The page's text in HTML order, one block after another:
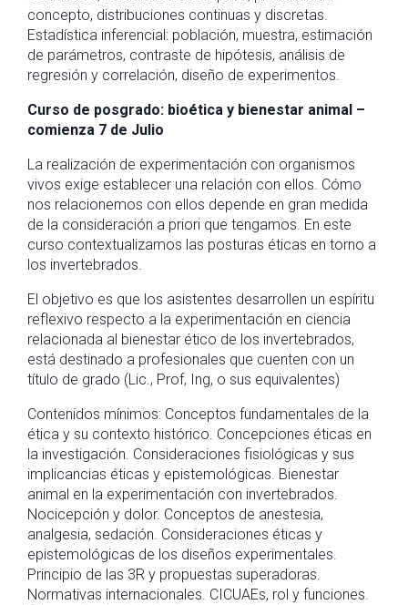
concepto, distribuciones continuas y discretas.
Estadística inferencial: población, muestra, estimación
de parámetros, contraste de hipótesis, análisis de
regresión y correlación, diseño de experimentos.
Curso de posgrado: bioética y bienestar animal –
comienza 7 de Julio
La realización de experimentación con organismos
vivos exige establecer una relación con ellos. Cómo
nos relacionemos con ellos depende en gran medida
de la consideración a priori que tengamos. En este
curso contextualizamos las posturas éticas en torno a
los invertebrados.
El objetivo es que los asistentes desarrollen un espíritu
reflexivo respecto a la experimentación en ciencia
relacionada al bienestar ético de los invertebrados,
está destinado a profesionales que cuenten con un
título de grado (Lic., Prof, Ing, o sus equivalentes)
Contenidos mínimos: Conceptos fundamentales de la
ética y su contexto histórico. Concepciones éticas en
la investigación. Consideraciones fisiológicas y sus
implicancias éticas y epistemológicas. Bienestar
animal en la experimentación con invertebrados.
Nocicepción y dolor. Conceptos de anestesia,
analgesia, sedación. Consideraciones éticas y
epistemológicas de los diseños experimentales.
Principio de las 3R y propuestas superadoras.
Normativas internacionales. CICUAEs, rol y funciones.